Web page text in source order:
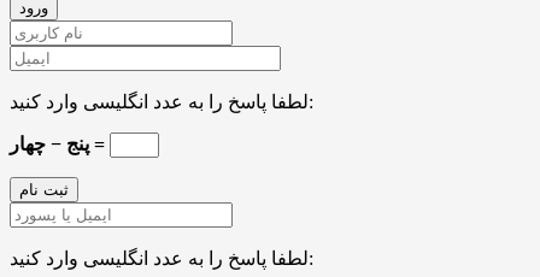
لطفا پاسخ را به عدد انگلیسی وارد کنید:
پنج − چهار =
لطفا پاسخ را به عدد انگلیسی وارد کنید: